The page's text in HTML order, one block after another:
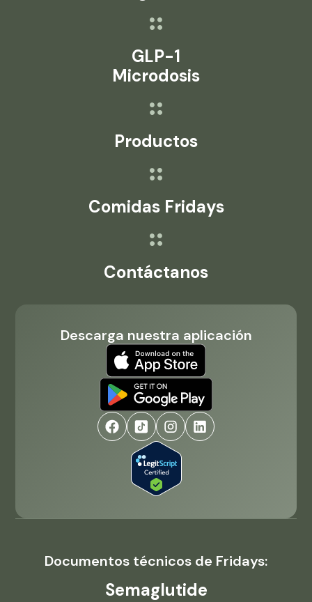
GLP-1
Microdosis
Productos
Comidas Fridays
Contáctanos
Descarga nuestra aplicación
Documentos técnicos de Fridays:
Semaglutide